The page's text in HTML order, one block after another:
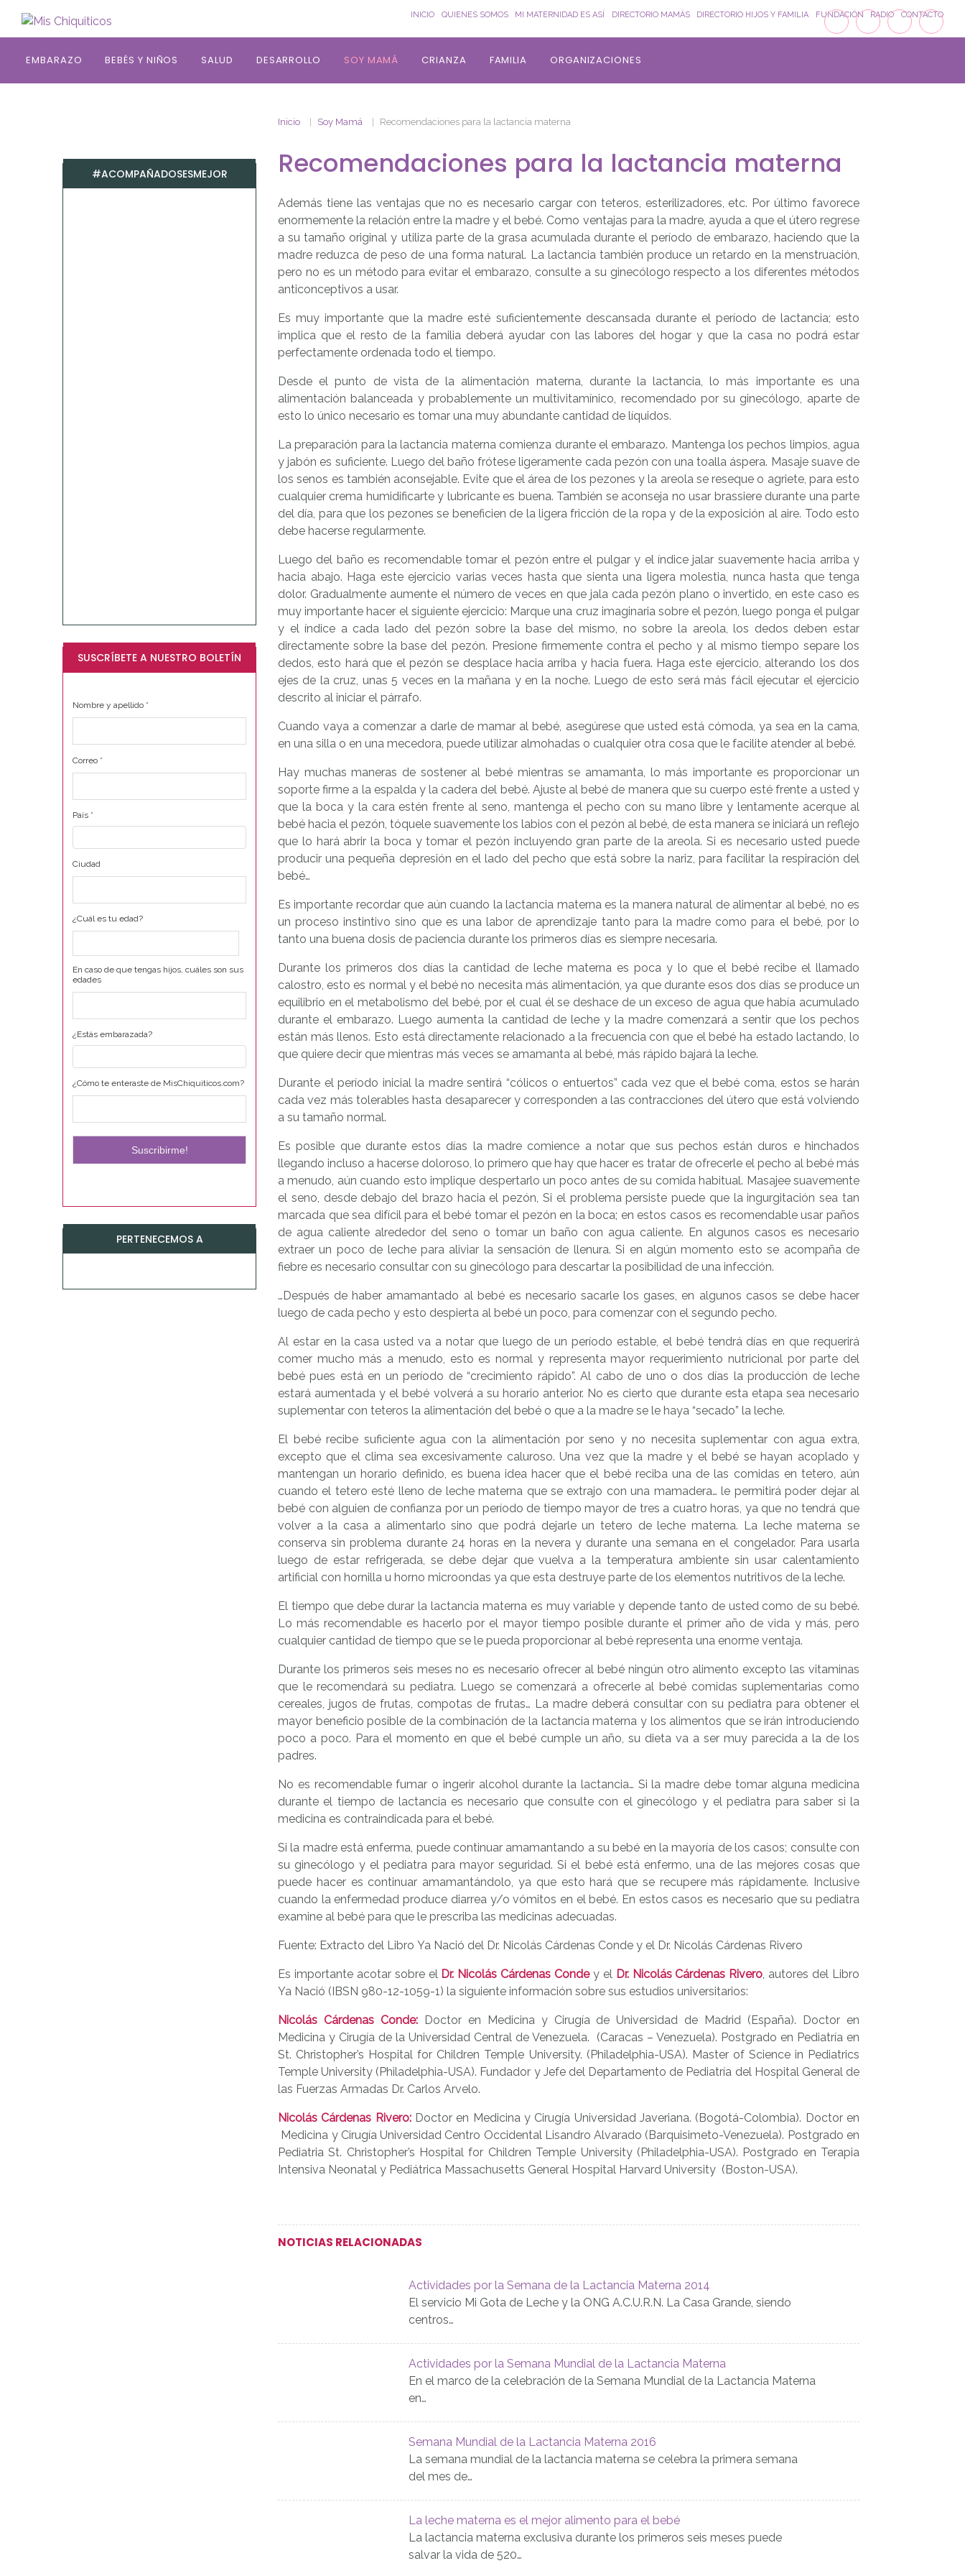
INICIO QUIENES SOMOS MI MATERNIDAD ES ASÍ DIRECTORIO MAMÁS DIRECTORIO HIJOS Y FAMILIA FUNDACIÓN RADIO CONTACTO
EMBARAZO BEBÉS Y NIÑOS SALUD DESARROLLO SOY MAMÁ CRIANZA FAMILIA ORGANIZACIONES
Inicio Soy Mamá Recomendaciones para la lactancia materna
Recomendaciones para la lactancia materna
Además tiene las ventajas que no es necesario cargar con teteros, esterilizadores, etc. Por último favorece
enormemente la relación entre la madre y el bebé. Como ventajas para la madre, ayuda a que el útero regrese
a su tamaño original y utiliza parte de la grasa acumulada durante el período de embarazo, haciendo que la
madre reduzca de peso de una forma natural. La lactancia también produce un retardo en la menstruación,
pero no es un método para evitar el embarazo, consulte a su ginecólogo respecto a los diferentes métodos
anticonceptivos a usar.
Es muy importante que la madre esté suficientemente descansada durante el período de lactancia; esto
implica que el resto de la familia deberá ayudar con las labores del hogar y que la casa no podrá estar
perfectamente ordenada todo el tiempo.
Desde el punto de vista de la alimentación materna, durante la lactancia, lo más importante es una
alimentación balanceada y probablemente un multivitamínico, recomendado por su ginecólogo, aparte de
esto lo único necesario es tomar una muy abundante cantidad de líquidos.
La preparación para la lactancia materna comienza durante el embarazo. Mantenga los pechos limpios, agua
y jabón es suficiente. Luego del baño frótese ligeramente cada pezón con una toalla áspera. Masaje suave de
los senos es también aconsejable. Evite que el área de los pezones y la areola se reseque o agriete, para esto
cualquier crema humidificarte y lubricante es buena. También se aconseja no usar brassiere durante una parte
del día, para que los pezones se beneficien de la ligera fricción de la ropa y de la exposición al aire. Todo esto
debe hacerse regularmente.
Luego del baño es recomendable tomar el pezón entre el pulgar y el índice jalar suavemente hacia arriba y
hacia abajo. Haga este ejercicio varias veces hasta que sienta una ligera molestia, nunca hasta que tenga
dolor. Gradualmente aumente el número de veces en que jala cada pezón plano o invertido, en este caso es
muy importante hacer el siguiente ejercicio: Marque una cruz imaginaria sobre el pezón, luego ponga el pulgar
y el índice a cada lado del pezón sobre la base del mismo, no sobre la areola, los dedos deben estar
directamente sobre la base del pezón. Presione firmemente contra el pecho y al mismo tiempo separe los
dedos, esto hará que el pezón se desplace hacia arriba y hacia fuera. Haga este ejercicio, alterando los dos
ejes de la cruz, unas 5 veces en la mañana y en la noche. Luego de esto será más fácil ejecutar el ejercicio
descrito al iniciar el párrafo.
Cuando vaya a comenzar a darle de mamar al bebé, asegúrese que usted está cómoda, ya sea en la cama,
en una silla o en una mecedora, puede utilizar almohadas o cualquier otra cosa que le facilite atender al bebé.
Hay muchas maneras de sostener al bebé mientras se amamanta, lo más importante es proporcionar un
soporte firme a la espalda y la cadera del bebé. Ajuste al bebé de manera que su cuerpo esté frente a usted y
que la boca y la cara estén frente al seno, mantenga el pecho con su mano libre y lentamente acerque al
bebé hacia el pezón, tóquele suavemente los labios con el pezón al bebé, de esta manera se iniciará un reflejo
que lo hará abrir la boca y tomar el pezón incluyendo gran parte de la areola. Si es necesario usted puede
producir una pequeña depresión en el lado del pecho que está sobre la nariz, para facilitar la respiración del
bebé…
Es importante recordar que aún cuando la lactancia materna es la manera natural de alimentar al bebé, no es
un proceso instintivo sino que es una labor de aprendizaje tanto para la madre como para el bebé, por lo
tanto una buena dosis de paciencia durante los primeros días es siempre necesaria.
Durante los primeros dos días la cantidad de leche materna es poca y lo que el bebé recibe el llamado
calostro, esto es normal y el bebé no necesita más alimentación, ya que durante esos dos días se produce un
equilibrio en el metabolismo del bebé, por el cual él se deshace de un exceso de agua que había acumulado
durante el embarazo. Luego aumenta la cantidad de leche y la madre comenzará a sentir que los pechos
están más llenos. Esto está directamente relacionado a la frecuencia con que el bebé ha estado lactando, lo
que quiere decir que mientras más veces se amamanta al bebé, más rápido bajará la leche.
Durante el período inicial la madre sentirá “cólicos o entuertos” cada vez que el bebé coma, estos se harán
cada vez más tolerables hasta desaparecer y corresponden a las contracciones del útero que está volviendo
a su tamaño normal.
Es posible que durante estos días la madre comience a notar que sus pechos están duros e hinchados
llegando incluso a hacerse doloroso, lo primero que hay que hacer es tratar de ofrecerle el pecho al bebé más
a menudo, aún cuando esto implique despertarlo un poco antes de su comida habitual. Masajee suavemente
el seno, desde debajo del brazo hacia el pezón, Si el problema persiste puede que la ingurgitación sea tan
marcada que sea difícil para el bebé tomar el pezón en la boca; en estos casos es recomendable usar paños
de agua caliente alrededor del seno o tomar un baño con agua caliente. En algunos casos es necesario
extraer un poco de leche para aliviar la sensación de llenura. Si en algún momento esto se acompaña de
fiebre es necesario consultar con su ginecólogo para descartar la posibilidad de una infección.
…Después de haber amamantado al bebé es necesario sacarle los gases, en algunos casos se debe hacer
luego de cada pecho y esto despierta al bebé un poco, para comenzar con el segundo pecho.
Al estar en la casa usted va a notar que luego de un período estable, el bebé tendrá días en que requerirá
comer mucho más a menudo, esto es normal y representa mayor requerimiento nutricional por parte del
bebé pues está en un período de “crecimiento rápido”. Al cabo de uno o dos días la producción de leche
estará aumentada y el bebé volverá a su horario anterior. No es cierto que durante esta etapa sea necesario
suplementar con teteros la alimentación del bebé o que a la madre se le haya “secado” la leche.
El bebé recibe suficiente agua con la alimentación por seno y no necesita suplementar con agua extra,
excepto que el clima sea excesivamente caluroso. Una vez que la madre y el bebé se hayan acoplado y
mantengan un horario definido, es buena idea hacer que el bebé reciba una de las comidas en tetero, aún
cuando el tetero esté lleno de leche materna que se extrajo con una mamadera… le permitirá poder dejar al
bebé con alguien de confianza por un período de tiempo mayor de tres a cuatro horas, ya que no tendrá que
volver a la casa a alimentarlo sino que podrá dejarle un tetero de leche materna. La leche materna se
conserva sin problema durante 24 horas en la nevera y durante una semana en el congelador. Para usarla
luego de estar refrigerada, se debe dejar que vuelva a la temperatura ambiente sin usar calentamiento
artificial con hornilla u horno microondas ya que esta destruye parte de los elementos nutritivos de la leche.
El tiempo que debe durar la lactancia materna es muy variable y depende tanto de usted como de su bebé.
Lo más recomendable es hacerlo por el mayor tiempo posible durante el primer año de vida y más, pero
cualquier cantidad de tiempo que se le pueda proporcionar al bebé representa una enorme ventaja.
Durante los primeros seis meses no es necesario ofrecer al bebé ningún otro alimento excepto las vitaminas
que le recomendará su pediatra. Luego se comenzará a ofrecerle al bebé comidas suplementarias como
cereales, jugos de frutas, compotas de frutas… La madre deberá consultar con su pediatra para obtener el
mayor beneficio posible de la combinación de la lactancia materna y los alimentos que se irán introduciendo
poco a poco. Para el momento en que el bebé cumple un año, su dieta va a ser muy parecida a la de los
padres.
No es recomendable fumar o ingerir alcohol durante la lactancia… Si la madre debe tomar alguna medicina
durante el tiempo de lactancia es necesario que consulte con el ginecólogo y el pediatra para saber si la
medicina es contraindicada para el bebé.
Si la madre está enferma, puede continuar amamantando a su bebé en la mayoría de los casos; consulte con
su ginecólogo y el pediatra para mayor seguridad. Si el bebé está enfermo, una de las mejores cosas que
puede hacer es continuar amamantándolo, ya que esto hará que se recupere más rápidamente. Inclusive
cuando la enfermedad produce diarrea y/o vómitos en el bebé. En estos casos es necesario que su pediatra
examine al bebé para que le prescriba las medicinas adecuadas.
Fuente: Extracto del Libro Ya Nació del Dr. Nicolás Cárdenas Conde y el Dr. Nicolás Cárdenas Rivero
Es importante acotar sobre el Dr. Nicolás Cárdenas Condey el Dr. Nicolás Cárdenas Rivero, autores del Libro
Ya Nació (IBSN 980-12-1059-1) la siguiente información sobre sus estudios universitarios:
Nicolás Cárdenas Conde:Doctor en Medicina y Cirugía de Universidad de Madrid (España). Doctor en
Medicina y Cirugía de la Universidad Central de Venezuela. (Caracas – Venezuela). Postgrado en Pediatría en
St. Christopher’s Hospital for Children Temple University. (Philadelphia-USA). Master of Science in Pediatrics
Temple University (Philadelphia-USA). Fundador y Jefe del Departamento de Pediatría del Hospital General de
las Fuerzas Armadas Dr. Carlos Arvelo.
Nicolás Cárdenas Rivero: Doctor en Medicina y Cirugía Universidad Javeriana. (Bogotá-Colombia). Doctor en
Medicina y Cirugía Universidad Centro Occidental Lisandro Alvarado (Barquisimeto-Venezuela). Postgrado en
Pediatria St. Christopher’s Hospital for Children Temple University (Philadelphia-USA). Postgrado en Terapia
Intensiva Neonatal y Pediátrica Massachusetts General Hospital Harvard University (Boston-USA).
NOTICIAS RELACIONADAS
Actividades por la Semana de la Lactancia Materna 2014
El servicio Mi Gota de Leche y la ONG A.C.U.R.N. La Casa Grande, siendo
centros…
Actividades por la Semana Mundial de la Lactancia Materna
En el marco de la celebración de la Semana Mundial de la Lactancia Materna
en…
Semana Mundial de la Lactancia Materna 2016
La semana mundial de la lactancia materna se celebra la primera semana
del mes de…
La leche materna es el mejor alimento para el bebé
La lactancia materna exclusiva durante los primeros seis meses puede
salvar la vida de 520…
#ACOMPAÑADOSESMEJOR
SUSCRÍBETE A NUESTRO BOLETÍN
Nombre y apellido *
Correo *
País *
Ciudad
¿Cuál es tu edad?
En caso de que tengas hijos, cuáles son sus
edades
¿Estás embarazada?
¿Cómo te enteraste de MisChiquiticos.com?
PERTENECEMOS A